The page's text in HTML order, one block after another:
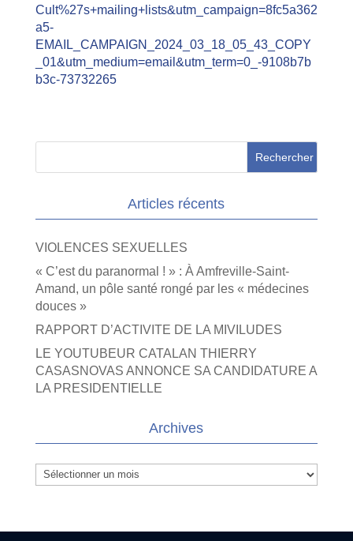
Cult%27s+mailing+lists&utm_campaign=8fc5a362
a5-
EMAIL_CAMPAIGN_2024_03_18_05_43_COPY
_01&utm_medium=email&utm_term=0_-9108b7b
b3c-73732265
Articles récents
VIOLENCES SEXUELLES
« C’est du paranormal ! » : À Amfreville-Saint-
Amand, un pôle santé rongé par les « médecines
douces »
RAPPORT D’ACTIVITE DE LA MIVILUDES
LE YOUTUBEUR CATALAN THIERRY
CASASNOVAS ANNONCE SA CANDIDATURE A
LA PRESIDENTIELLE
Archives
Archives